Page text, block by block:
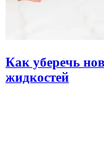
Как уберечь
жидкостей